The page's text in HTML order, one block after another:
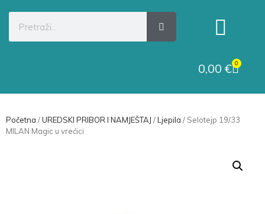
0,00 € 0
Početna /UREDSKI PRIBOR I NAMJEŠTAJ /Ljepila / Selotejp 19/33
MILAN Magic u vrećici